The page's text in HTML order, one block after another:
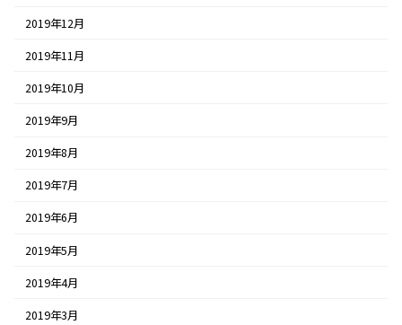
2019年12月
2019年11月
2019年10月
2019年9月
2019年8月
2019年7月
2019年6月
2019年5月
2019年4月
2019年3月